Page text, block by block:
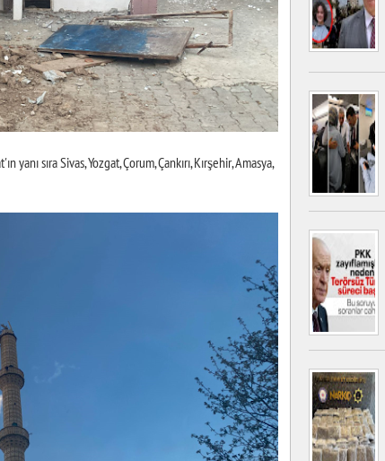
sıra Sivas, Yozgat, Çorum, Çankırı, Kırşehir, Amasya,
yıkılan
boşaltıldı
3’üncü
İstanbul